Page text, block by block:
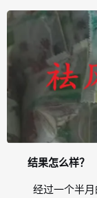
结果怎么样？
经过一个半